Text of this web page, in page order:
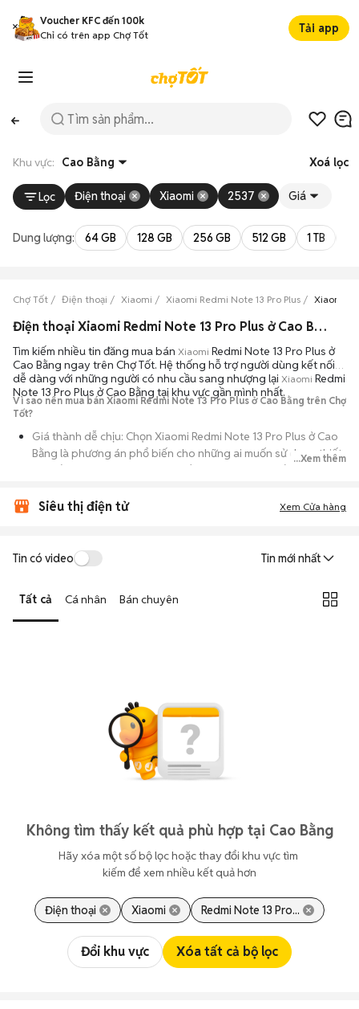
Voucher KFC đến 100k
Chỉ có trên app Chợ Tốt
Tải app
Khu vực: Cao Bằng Xoá lọc
Lọc Điện thoại Xiaomi 2537 Giá
Dung lượng: 64 GB 128 GB 256 GB 512 GB 1 TB
Chợ Tốt Điện thoại Xiaomi Xiaomi Redmi Note 13 Pro Plus Xiaomi
Điện thoại Xiaomi Redmi Note 13 Pro Plus ở Cao Bằng ngoại hình đẹp
Tìm kiếm nhiều tin đăng mua bán Xiaomi Redmi Note 13 Pro Plus ở
Cao Bằng ngay trên Chợ Tốt. Hệ thống hỗ trợ người dùng kết nối
dễ dàng với những người có nhu cầu sang nhượng lại Xiaomi Redmi
Note 13 Pro Plus ở Cao Bằng tại khu vực gần mình nhất.
Vì sao nên mua bán Xiaomi Redmi Note 13 Pro Plus ở Cao Bằng trên Chợ
Tốt?
Giá thành dễ chịu: Chọn Xiaomi Redmi Note 13 Pro Plus ở Cao
Bằng là phương án phổ biến cho những ai muốn sử dụng thiết
bị chất lượng nhưng không muốn chi trả mức giá đắt đỏ của
Đa dạng người bán: Bạn có thể tìm Xiaomi Redmi Note 13 Pro
trực tiếp cầm nắm, thử nghiệm các tính năng của máy để đảm
bảo máy hoạt động ổn định.
...Xem thêm
Siêu thị điện tử Xem Cửa hàng
Tin có video Tin mới nhất
Tất cả Cá nhân Bán chuyên
Không tìm thấy kết quả phù hợp tại Cao Bằng
Hãy xóa một số bộ lọc hoặc thay đổi khu vực tìm
kiếm để xem nhiều kết quả hơn
Điện thoại Xiaomi Redmi Note 13 Pro...
Đổi khu vực Xóa tất cả bộ lọc